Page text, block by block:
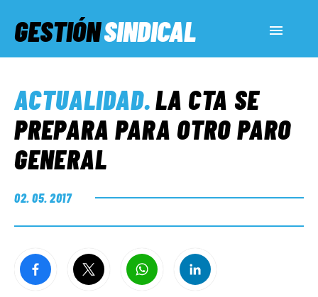
GESTIÓNSINDICAL
SERVICIOS SOCIALES
INFORMES ESPECIALES
FUERA DE MEGÁFONO
EL LADO «G»
ACTUALIDAD.LA CTA SE
PREPARA PARA OTRO PARO
GENERAL
02. 05. 2017